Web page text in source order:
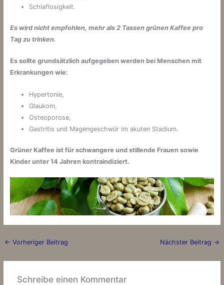
Schlaflosigkeit.
Es wird nicht empfohlen, mehr als 2 Tassen grünen Kaffee pro
Tag zu trinken.
Es sollte grundsätzlich aufgegeben werden bei Menschen mit
Erkrankungen wie:
Hypertonie,
Glaukom,
Osteoporose,
Gastritis und Magengeschwür im akuten Stadium.
Grüner Kaffee ist für schwangere und stillende Frauen sowie
Kinder unter 14 Jahren kontraindiziert.
← Vorheriger Beitrag Nächster Beitrag →
Schreibe einen Kommentar